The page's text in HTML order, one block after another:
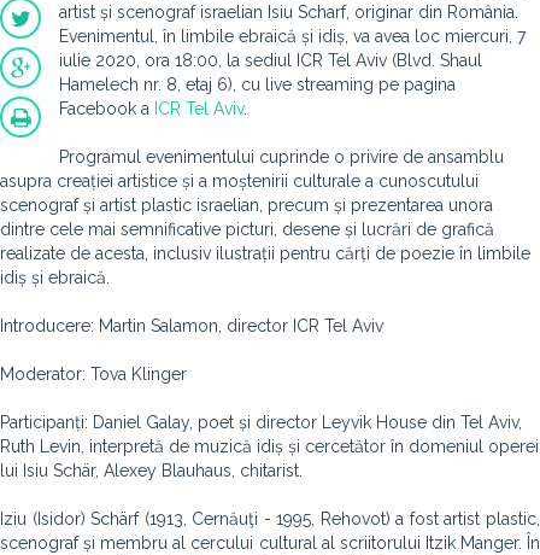
artist și scenograf israelian Isiu Scharf, originar din România.
Evenimentul, în limbile ebraică și idiș, va avea loc miercuri, 7
iulie 2020, ora 18:00, la sediul ICR Tel Aviv (Blvd. Shaul
Hamelech nr. 8, etaj 6), cu live streaming pe pagina
Facebook a ICR Tel Aviv.
Programul evenimentului cuprinde o privire de ansamblu
asupra creației artistice și a moștenirii culturale a cunoscutului
scenograf și artist plastic israelian, precum și prezentarea unora
dintre cele mai semnificative picturi, desene și lucrări de grafică
realizate de acesta, inclusiv ilustrații pentru cărți de poezie în limbile
idiș și ebraică.
Introducere: Martin Salamon, director ICR Tel Aviv
Moderator: Tova Klinger
Participanți: Daniel Galay, poet și director Leyvik House din Tel Aviv,
Ruth Levin, interpretă de muzică idiș și cercetător în domeniul operei
lui Isiu Schär, Alexey Blauhaus, chitarist.
Iziu (Isidor) Schärf (1913, Cernăuţi - 1995, Rehovot) a fost artist plastic,
scenograf și membru al cercului cultural al scriitorului Itzik Manger. În